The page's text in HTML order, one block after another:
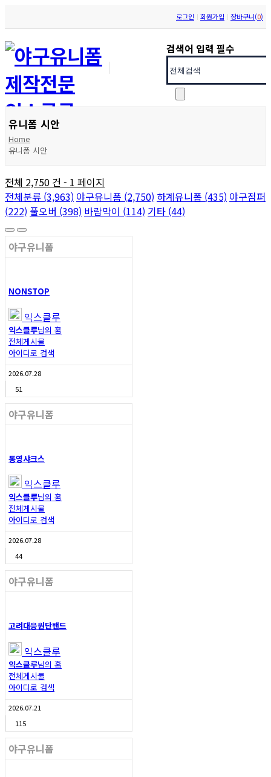
로그인 회원가입 장바구니(0)
검색어 입력 필수
유니폼 시안
Home
유니폼 시안
전체 2,750 건 - 1 페이지
전체분류 (3,963) 야구유니폼 (2,750) 하계유니폼 (435) 야구점퍼
(222) 풀오버 (398) 바람막이 (114) 기타 (44)
야구유니폼
NONSTOP
익스클루
익스클루님의 홈
전체게시물
아이디로 검색
2026.07.28
51
야구유니폼
통영샤크스
익스클루
익스클루님의 홈
전체게시물
아이디로 검색
2026.07.28
44
야구유니폼
고려대응원단밴드
익스클루
익스클루님의 홈
전체게시물
아이디로 검색
2026.07.21
115
야구유니폼